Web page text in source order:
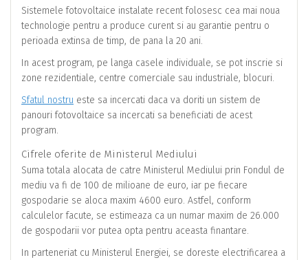
Sistemele fotovoltaice instalate recent folosesc cea mai noua
technologie pentru a produce curent si au garantie pentru o
perioada extinsa de timp, de pana la 20 ani.
In acest program, pe langa casele individuale, se pot inscrie si
zone rezidentiale, centre comerciale sau industriale, blocuri.
Sfatul nostru este sa incercati daca va doriti un sistem de
panouri fotovoltaice sa incercati sa beneficiati de acest
program.
Cifrele oferite de Ministerul Mediului
Suma totala alocata de catre Ministerul Mediului prin Fondul de
mediu va fi de 100 de milioane de euro, iar pe fiecare
gospodarie se aloca maxim 4600 euro. Astfel, conform
calculelor facute, se estimeaza ca un numar maxim de 26.000
de gospodarii vor putea opta pentru aceasta finantare.
In parteneriat cu Ministerul Energiei, se doreste electrificarea a